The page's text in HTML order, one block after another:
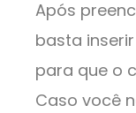
Após
basta
para que o
Caso você